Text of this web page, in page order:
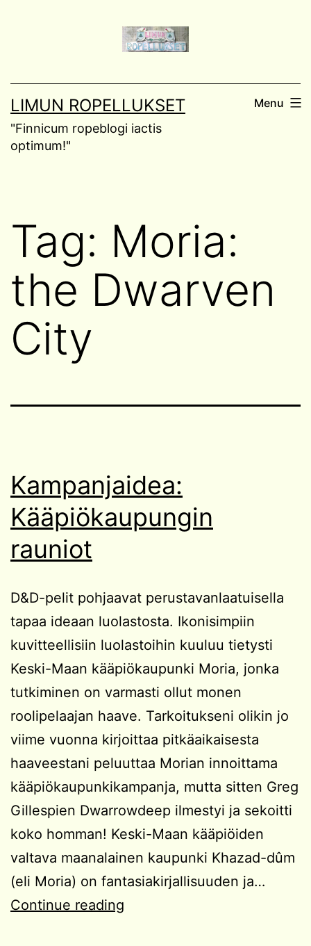
LIMUN ROPELLUKSET
"Finnicum ropeblogi iactis
optimum!"
Menu
Tag: Moria:
the Dwarven
City
Kampanjaidea:
Kääpiökaupungin
rauniot
D&D-pelit pohjaavat perustavanlaatuisella
tapaa ideaan luolastosta. Ikonisimpiin
kuvitteellisiin luolastoihin kuuluu tietysti
Keski-Maan kääpiökaupunki Moria, jonka
tutkiminen on varmasti ollut monen
roolipelaajan haave. Tarkoitukseni olikin jo
viime vuonna kirjoittaa pitkäaikaisesta
haaveestani peluuttaa Morian innoittama
kääpiökaupunkikampanja, mutta sitten Greg
Gillespien Dwarrowdeep ilmestyi ja sekoitti
koko homman! Keski-Maan kääpiöiden
valtava maanalainen kaupunki Khazad-dûm
(eli Moria) on fantasiakirjallisuuden ja…
Continue reading